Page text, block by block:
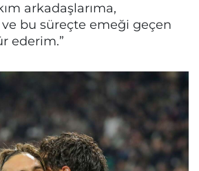
arkadaşlarıma,
ve bu süreçte emeği geçen
ederim.”